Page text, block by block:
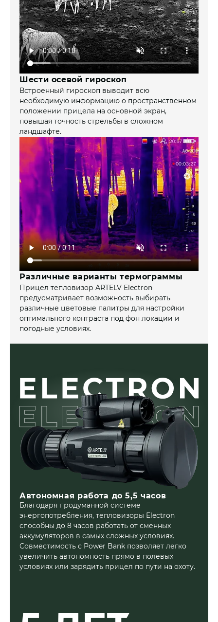
Шести осевой гироскоп
Встроенный гироскоп выводит всю
необходимую информацию о пространственном
положении прицела на основной экран,
повышая точность стрельбы в сложном
ландшафте.
Различные варианты термограммы
Прицел тепловизор ARTELV Electron
предусматривает возможность выбирать
различные цветовые палитры для настройки
оптимального контраста под фон локации и
погодные условиях.
Автономная работа до 5,5 часов
Благодаря продуманной системе
энергопотребления, тепловизоры Electron
способны до 8 часов работать от сменных
аккумуляторов в самых сложных условиях.
Совместимость с Power Bank позволяет легко
увеличить автономность прямо в полевых
условиях или зарядить прицел по пути на охоту.